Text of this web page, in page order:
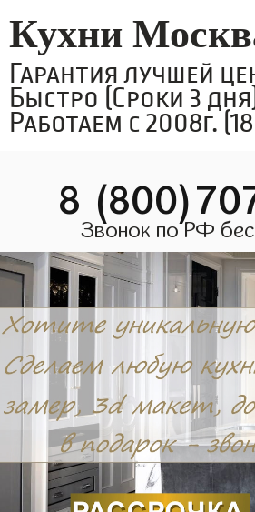
Кухни
Гарантия лучшей
Быстро (Сроки 3
Работаем с 2008г.
8
Звонок по РФ